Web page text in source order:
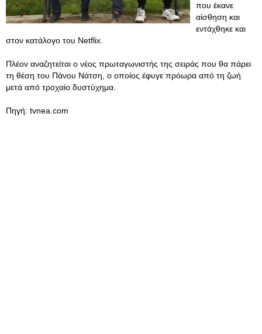
που έκανε
αίσθηση και
εντάχθηκε και
στον κατάλογο του Netflix.
Πλέον αναζητείται ο νέος πρωταγωνιστής της σειράς που θα πάρει
τη θέση του Πάνου Νάτση, ο οποίος έφυγε πρόωρα από τη ζωή
μετά από τροχαίο δυστύχημα.
Πηγή: tvnea.com